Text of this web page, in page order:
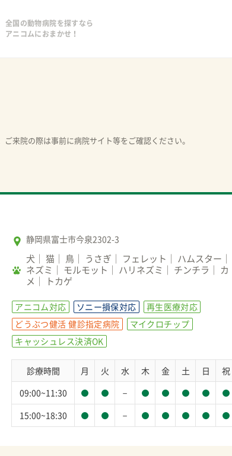
全国の動物病院を探すなら
アニコムにおまかせ！
来院の際は事前に病院サイト等をご確認ください。
静岡県富士市今泉2302-3
犬 猫 鳥 うさぎ フェレット
ハムスター
ネズミ
モルモット ハリネズミ チンチラ
カ
メ
トカゲ
アニコム対応 ソニー損保対応
再生医療対応
どうぶつ健活 健診指定病院
マイクロチップ
キャッシュレス決済OK
診療時間 月 火 水 木 金 土 日
祝
09:00~11:30
－
15:00~18:30 －